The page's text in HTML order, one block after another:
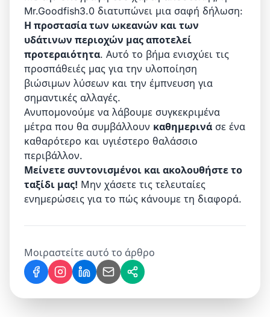
Mr.Goodfish3.0 διατυπώνει μια σαφή δήλωση:
Η προστασία των ωκεανών και των
υδάτινων περιοχών μας αποτελεί
προτεραιότητα. Αυτό το βήμα ενισχύει τις
προσπάθειές μας για την υλοποίηση
βιώσιμων λύσεων και την έμπνευση για
σημαντικές αλλαγές.
Ανυπομονούμε να λάβουμε συγκεκριμένα
μέτρα που θα συμβάλλουν καθημερινά σε ένα
καθαρότερο και υγιέστερο θαλάσσιο
περιβάλλον.
Μείνετε συντονισμένοι και ακολουθήστε το
ταξίδι μας! Μην χάσετε τις τελευταίες
ενημερώσεις για το πώς κάνουμε τη διαφορά.
Μοιραστείτε αυτό το άρθρο